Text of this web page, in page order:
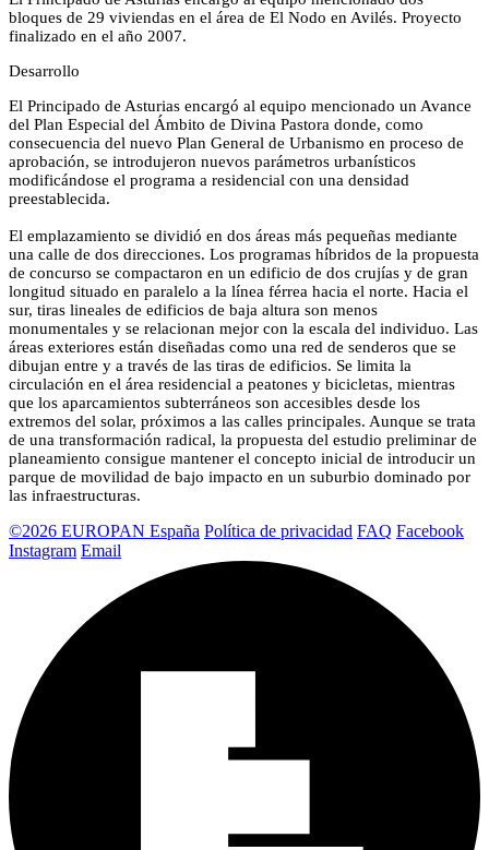
bloques de 29 viviendas en el área de El Nodo en Avilés. Proyecto
finalizado en el año 2007.
Desarrollo
El Principado de Asturias encargó al equipo mencionado un Avance
del Plan Especial del Ámbito de Divina Pastora donde, como
consecuencia del nuevo Plan General de Urbanismo en proceso de
aprobación, se introdujeron nuevos parámetros urbanísticos
modificándose el programa a residencial con una densidad
preestablecida.
El emplazamiento se dividió en dos áreas más pequeñas mediante
una calle de dos direcciones. Los programas híbridos de la propuesta
de concurso se compactaron en un edificio de dos crujías y de gran
longitud situado en paralelo a la línea férrea hacia el norte. Hacia el
sur, tiras lineales de edificios de baja altura son menos
monumentales y se relacionan mejor con la escala del individuo. Las
áreas exteriores están diseñadas como una red de senderos que se
dibujan entre y a través de las tiras de edificios. Se limita la
circulación en el área residencial a peatones y bicicletas, mientras
que los aparcamientos subterráneos son accesibles desde los
extremos del solar, próximos a las calles principales. Aunque se trata
de una transformación radical, la propuesta del estudio preliminar de
planeamiento consigue mantener el concepto inicial de introducir un
parque de movilidad de bajo impacto en un suburbio dominado por
las infraestructuras.
©2026 EUROPAN España Política de privacidad FAQ Facebook
Instagram Email